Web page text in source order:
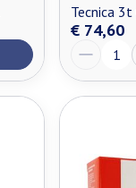
Tecnica
€ 74,60